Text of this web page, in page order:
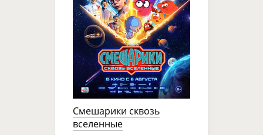
Смешарики сквозь
вселенные